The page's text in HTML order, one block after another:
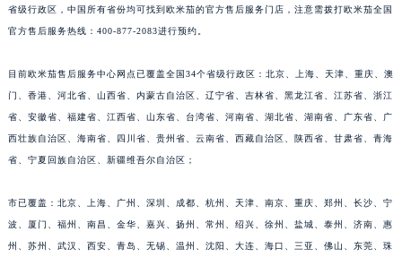
省级行政区，中国所有省份均可找到欧米茄的官方售后服务门店，注意需拨打欧米茄全国
官方售后服务热线：400-877-2083进行预约。
目前欧米茄售后服务中心网点已覆盖全国34个省级行政区：北京、上海、天津、重庆、澳
门、香港、河北省、山西省、内蒙古自治区、辽宁省、吉林省、黑龙江省、江苏省、浙江
省、安徽省、福建省、江西省、山东省、台湾省、河南省、湖北省、湖南省、广东省、广
西壮族自治区、海南省、四川省、贵州省、云南省、西藏自治区、陕西省、甘肃省、青海
省、宁夏回族自治区、新疆维吾尔自治区；
市已覆盖：北京、上海、广州、深圳、成都、杭州、天津、南京、重庆、郑州、长沙、宁
波、厦门、福州、南昌、金华、嘉兴、扬州、常州、绍兴、徐州、盐城、泰州、济南、惠
州、苏州、武汉、西安、青岛、无锡、温州、沈阳、大连、海口、三亚、佛山、东莞、珠